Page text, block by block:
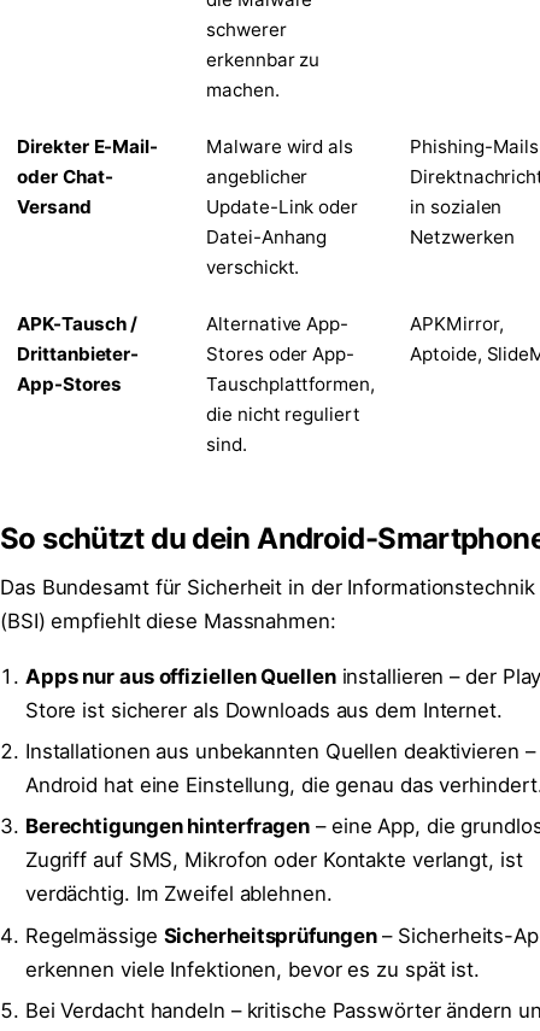
schwerer
erkennbar zu
machen.
Direkter E-Mail-
oder Chat-
Versand
Malware wird als
angeblicher
Update-Link oder
Datei-Anhang
verschickt.
Phishing-
in sozialen
Netzwerken
APK-Tausch /
Drittanbieter-
App-Stores
Alternative App-
Stores oder App-
Tauschplattformen,
die nicht reguliert
sind.
APKMirror,
Aptoide,
So schützt du dein Android-
Das Bundesamt für Sicherheit in der Informationstechnik
(BSI) empfiehlt diese Massnahmen:
Apps nur aus offiziellen Quelleninstallieren – der
Store ist sicherer als Downloads aus dem Internet.
Installationen aus unbekannten Quellen deaktivieren –
Android hat eine Einstellung, die genau das
Berechtigungen hinterfragen – eine App, die
Zugriff auf SMS, Mikrofon oder Kontakte verlangt, ist
verdächtig. Im Zweifel ablehnen.
Regelmässige Sicherheitsprüfungen– Sicherheits-
erkennen viele Infektionen, bevor es zu spät ist.
Bei Verdacht handeln – kritische Passwörter ändern